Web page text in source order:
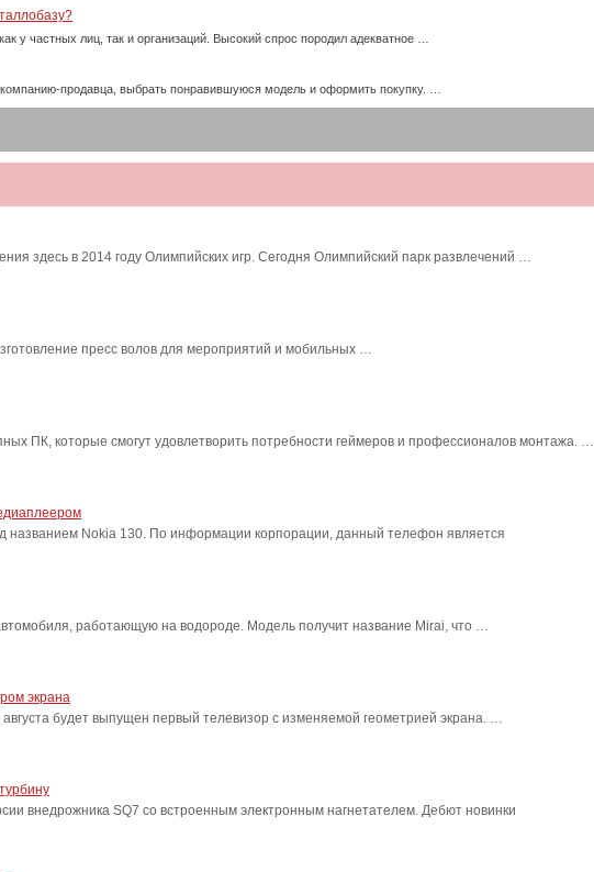
у частных лиц, так и организаций. Высокий спрос породил адекватное …
продавца, выбрать понравившуюся модель и оформить покупку. …
здесь в 2014 году Олимпийских игр. Сегодня Олимпийский парк развлечений …
пресс волов для мероприятий и мобильных …
ПК, которые смогут удовлетворить потребности геймеров и профессионалов монтажа. …
названием Nokia 130. По информации корпорации, данный телефон является
работающую на водороде. Модель получит название Mirai, что …
экрана
будет выпущен первый телевизор с изменяемой геометрией экрана. …
внедрожника SQ7 со встроенным электронным нагнетателем. Дебют новинки